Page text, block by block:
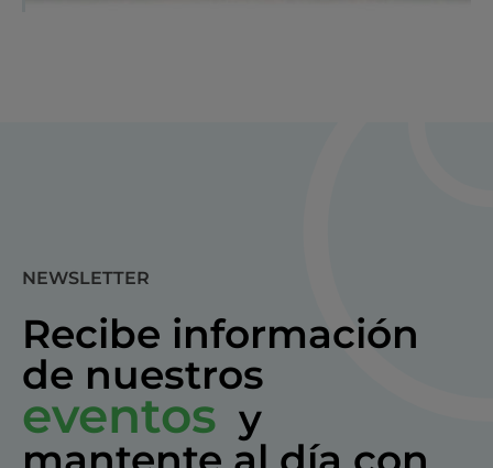
NEWSLETTER
Recibe información
de nuestros
eventos y